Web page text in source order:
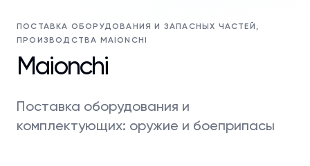
ПОСТАВКА ОБОРУДОВАНИЯ И ЗАПАСНЫХ ЧАСТЕЙ,
ПРОИЗВОДСТВА MAIONCHI
Maionchi
Поставка оборудования и
комплектующих: оружие и боеприпасы